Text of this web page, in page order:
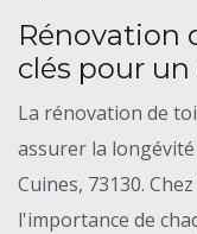
Rénovation
clés pour
La rénovation de
assurer la
Cuines, 73130.
l'importance de